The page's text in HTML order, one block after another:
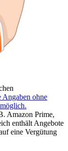
Angaben ohne
Amazon Prime,
enthält Angebote
eine Vergütung